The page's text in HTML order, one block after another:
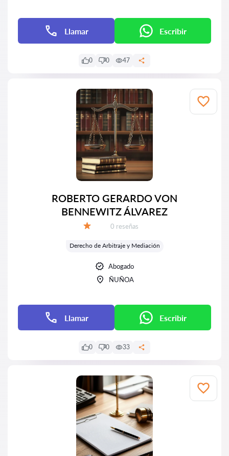
Llamar Escribir
0 0 47
ROBERTO GERARDO VON
BENNEWITZ ÁLVAREZ
Número de reseñas:
0 reseñas
Derecho de Arbitraje y Mediación
Abogado
ÑUÑOA
Llamar Escribir
0 0 33